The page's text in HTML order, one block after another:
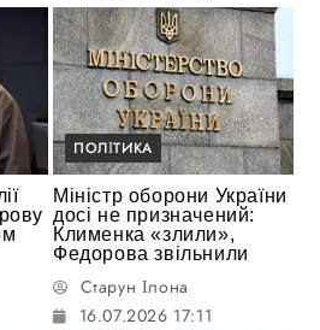
ПОЛІТИКА
Міністр оборони України
досі не призначений:
Клименка «злили»,
Федорова звільнили
Старун Ілона
16.07.2026 17:11